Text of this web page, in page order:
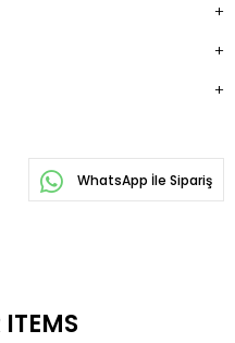
WhatsApp İle Sipariş